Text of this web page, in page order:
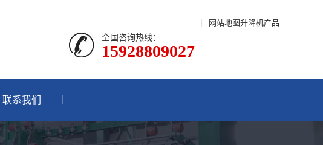
升降机产品
| 网站地图
全国咨询热线：
15928809027
联系我们